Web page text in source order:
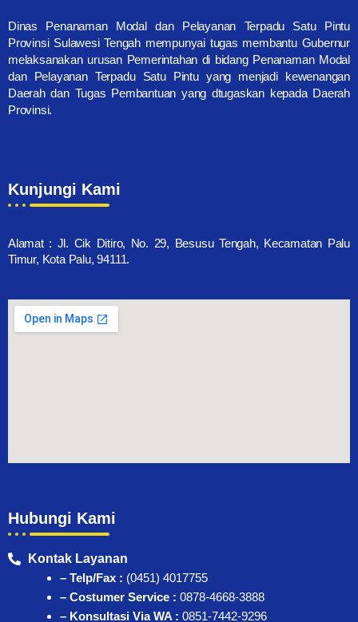
Dinas Penanaman Modal dan Pelayanan Terpadu Satu Pintu
Provinsi Sulawesi Tengah mempunyai tugas membantu Gubernur
melaksanakan urusan Pemerintahan di bidang Penanaman Modal
dan Pelayanan Terpadu Satu Pintu yang menjadi kewenangan
Daerah dan Tugas Pembantuan yang dtugaskan kepada Daerah
Provinsi.
Kunjungi Kami
Alamat : Jl. Cik Ditiro, No. 29, Besusu Tengah, Kecamatan Palu
Timur, Kota Palu, 94111.
Hubungi Kami
Kontak Layanan
– Telp/Fax : (0451) 4017755
– Costumer Service : 0878-4668-3888
– Konsultasi Via WA : 0851-7442-9296